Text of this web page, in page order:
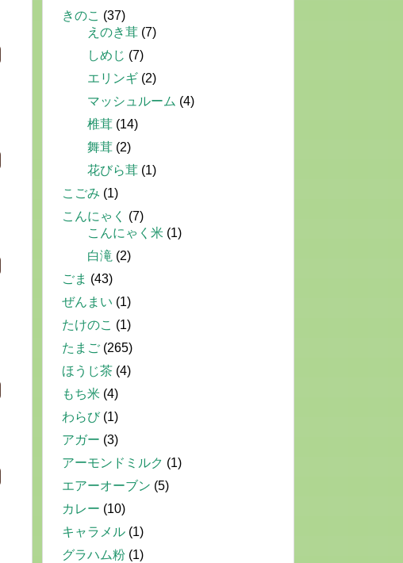
きのこ (37)
えのき茸 (7)
しめじ (7)
エリンギ (2)
マッシュルーム (4)
椎茸 (14)
舞茸 (2)
花びら茸 (1)
こごみ (1)
こんにゃく
(7)
こんにゃく米 (1)
白滝 (2)
ごま (43)
ぜんまい (1)
たけのこ (1)
たまご (265)
ほうじ茶 (4)
もち米 (4)
わらび(1)
アガー (3)
アーモンドミルク (1)
エアーオーブン (5)
カレー (10)
キャラメル (1)
グラハム粉 (1)